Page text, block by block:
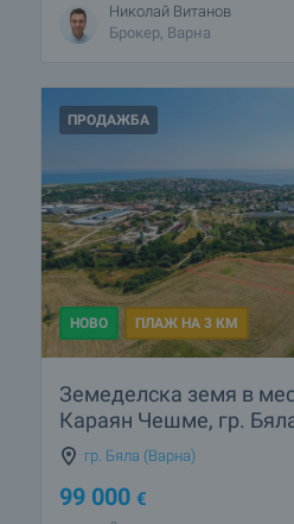
Николай Витанов
Брокер, Варна
ПРОДАЖБА
НОВО ПЛАЖ НА 3 КМ
Земеделска земя в
Караян Чешме, гр.
гр. Бяла (Варна)
99 000 €